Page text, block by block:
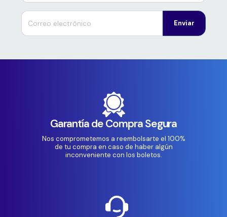
Enviar
Garantía de Compra Segura
Nos comprometemos a reembolsarte el 100%
de tu compra en caso de haber algún
inconveniente con los boletos.